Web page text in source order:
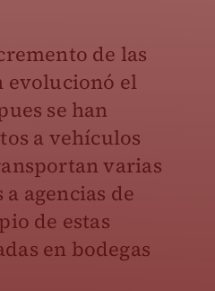
de las
evolucionó el
se han
a vehículos
varias
agencias de
de estas
en bodegas